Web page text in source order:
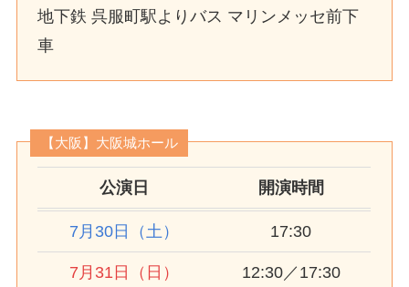
地下鉄 呉服町駅よりバス マリンメッセ前下
車
【大阪】大阪城ホール
公演日 開演時間
7月30日（土） 17:30
7月31日（日） 12:30／17:30